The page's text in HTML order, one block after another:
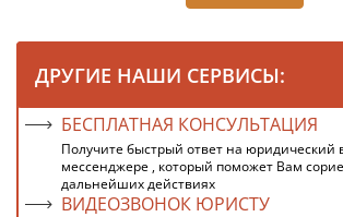
ДРУГИЕ НАШИ СЕРВИСЫ:
БЕСПЛАТНАЯ КОНСУЛЬТАЦИЯ
Получите быстрый ответ на юридический
мессенджере , который поможет Вам
дальнейших действиях
ВИДЕОЗВОНОК ЮРИСТУ